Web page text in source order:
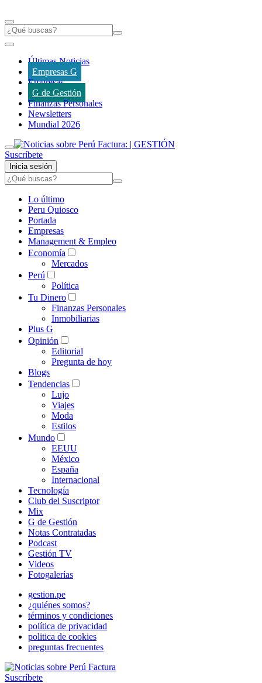
Últimas Noticias
Empresas G
Empresas
G de Gestión
Finanzas Personales
Newsletters
Mundial 2026
Suscríbete
Inicia sesión
Lo último
Peru Quiosco
Portada
Empresas
Management & Empleo
Economía
Mercados
Perú
Política
Tu Dinero
Finanzas Personales
Inmobiliarias
Plus G
Opinión
Editorial
Pregunta de hoy
Blogs
Tendencias
Lujo
Viajes
Moda
Estilos
Mundo
EEUU
México
España
Internacional
Tecnología
Club del Suscriptor
Mix
G de Gestión
Notas Contratadas
Podcast
Gestión TV
Videos
Fotogalerías
gestion.pe
¿quiénes somos?
términos y condiciones
política de privacidad
politica de cookies
preguntas frecuentes
Suscríbete